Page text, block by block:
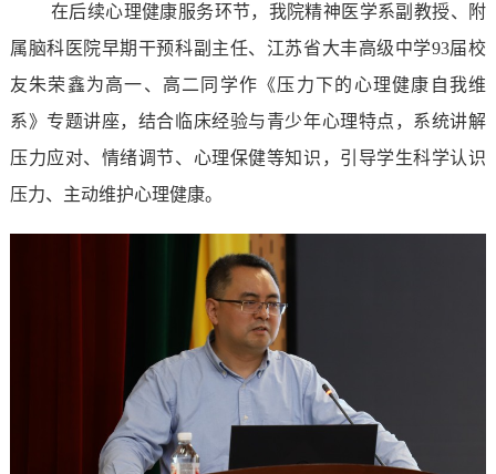
在后续心理健康服务环节，我院精神医学系副教授、附
属脑科医院早期干预科副主任、江苏省大丰高级中学93届校
友朱荣鑫为高一、高二同学作《压力下的心理健康自我维
系》专题讲座，结合临床经验与青少年心理特点，系统讲解
压力应对、情绪调节、心理保健等知识，引导学生科学认识
压力、主动维护心理健康。